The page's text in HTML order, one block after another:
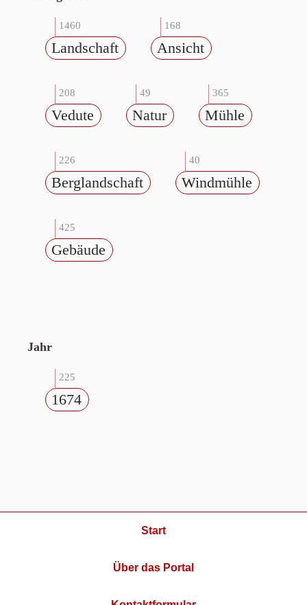
1460
Landschaft
168
Ansicht
208
Vedute
49
Natur
365
Mühle
226
Berglandschaft
40
Windmühle
425
Gebäude
Jahr
225
1674
Start
Über das Portal